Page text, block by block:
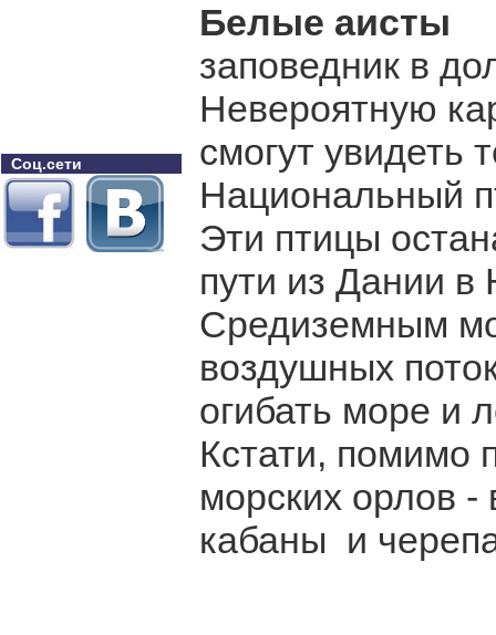
Соц.сети
Белые аисты
заповедник в
Невероятную
смогут увидеть
Национальный
Эти птицы
пути из Дании
Средиземным
воздушных
огибать море и
Кстати, помимо
морских орлов -
кабаны и